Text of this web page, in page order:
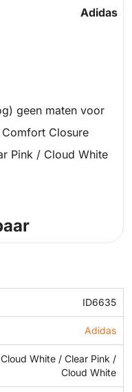
Adidas
geen maten voor
Closure
Pink / Cloud White
ID6635
Adidas
Cloud White / Clear Pink /
Cloud White